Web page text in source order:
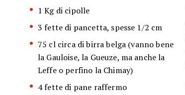
1 Kg di cipolle
3 fette di pancetta, spesse 1/2 cm
75 cl circa di birra belga (vanno bene
la Gauloise, la Gueuze, ma anche la
Leffe o perfino la Chimay)
4 fette di pane raffermo